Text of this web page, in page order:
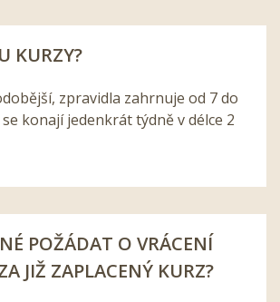
KURZY?
zpravidla zahrnuje od 7 do
se konají jedenkrát týdně v délce 2
POŽÁDAT O VRÁCENÍ
JIŽ ZAPLACENÝ KURZ?